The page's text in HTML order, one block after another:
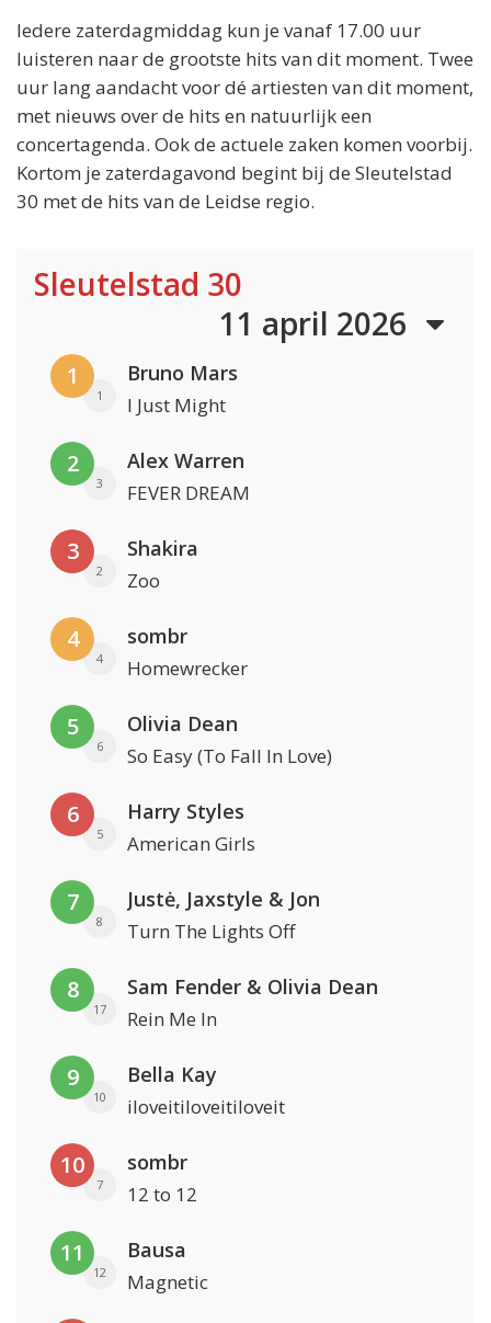
Iedere zaterdagmiddag kun je vanaf 17.00 uur
luisteren naar de grootste hits van dit moment. Twee
uur lang aandacht voor dé artiesten van dit moment,
met nieuws over de hits en natuurlijk een
concertagenda. Ook de actuele zaken komen voorbij.
Kortom je zaterdagavond begint bij de Sleutelstad
30 met de hits van de Leidse regio.
Sleutelstad 30
11 april 2026
1
1
Bruno Mars
I Just Might
2
3
Alex Warren
FEVER DREAM
3
2
Shakira
Zoo
4
4
sombr
Homewrecker
5
6
Olivia Dean
So Easy (To Fall In Love)
6
5
Harry Styles
American Girls
7
8
Justė, Jaxstyle & Jon
Turn The Lights Off
8
17
Sam Fender & Olivia Dean
Rein Me In
9
10
Bella Kay
iloveitiloveitiloveit
10
7
sombr
12 to 12
11
12
Bausa
Magnetic